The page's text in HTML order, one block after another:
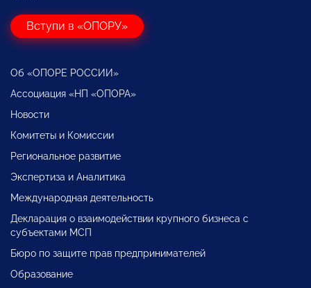
Вступи в «ОПОРУ»
Об «ОПОРЕ РОССИИ»
Ассоциация «НП «ОПОРА»
Новости
Комитеты и Комиссии
Региональное развитие
Экспертиза и Аналитика
Международная деятельность
Декларация о взаимодействии крупного бизнеса с
субъектами МСП
Бюро по защите прав предпринимателей
Образование